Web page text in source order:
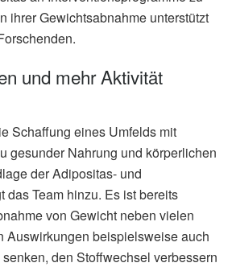
ihrer Gewichtsabnahme unterstützt
und mehr Aktivität
Schaffung eines Umfelds mit
gesunder Nahrung und körperlichen
der Adipositas- und
das Team hinzu. Es ist bereits
von Gewicht neben vielen
Auswirkungen beispielsweise auch
den Stoffwechsel verbessern